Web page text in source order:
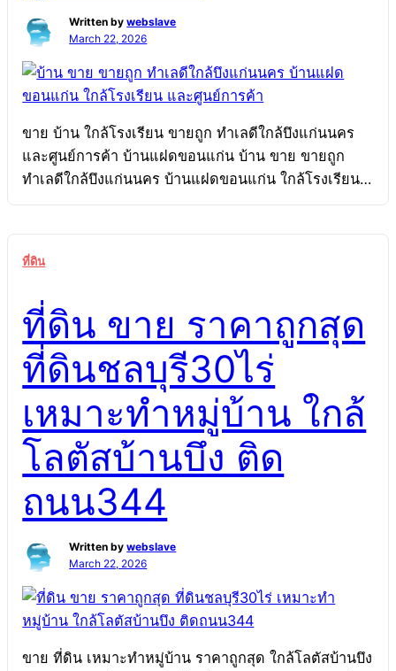
Written bywebslave
March 22, 2026
ขาย บ้าน ใกล้โรงเรียน ขายถูก ทำเลดีใกล้บึงแก่นนคร
และศูนย์การค้า บ้านแฝดขอนแก่น บ้าน ขาย ขายถูก
ทำเลดีใกล้บึงแก่นนคร บ้านแฝดขอนแก่น ใกล้โรงเรียน
และศูนย์การค้า ขายบ้านทำเลกลางเมือง ขอนแก่น ขาย
นคร โรงเรียน และศูนย์การค้า ราคาเพียง 2.7 ล้านบาท
หมู่บ้านรุ่งอรุณ 96 ตร.วา ถูกมาก ขายบ้านทำเลกลาง
เมือง ขอนแก่น บ้านแฝด2หลังติดกัน ขายถูก ราคาเพียง
2.7 ล้านบาท หมู่บ้านรุ่งอรุณ 96 ตร.วา ถนนกลางเมือง
ขอนแก่น เนื้อที่รวม […]
ที่ดิน
ที่ดิน ขาย ราคาถูกสุด
ที่ดินชลบุรี30ไร่
เหมาะทำหมู่บ้าน ใกล้
โลตัสบ้านบึง ติด
ถนน344
Written bywebslave
March 22, 2026
ขาย ที่ดิน เหมาะทำหมู่บ้าน ราคาถูกสุด ใกล้โลตัสบ้านบึง